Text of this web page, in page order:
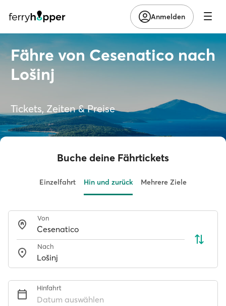
Anmelden
Fähre von Cesenatico nach
Lošinj
Tickets, Zeiten & Preise
Buche deine Fährtickets
Einzelfahrt Hin und zurück Mehrere Ziele
Von
Nach
Hinfahrt
Datum auswählen